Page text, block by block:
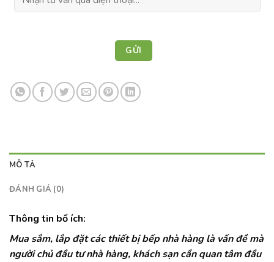
MÔ TẢ
ĐÁNH GIÁ (0)
Thông tin bổ ích:
Mua sắm, lắp đặt các thiết bị bếp nhà hàng là vấn đề mà
người chủ đầu tư nhà hàng, khách sạn cần quan tâm đầu